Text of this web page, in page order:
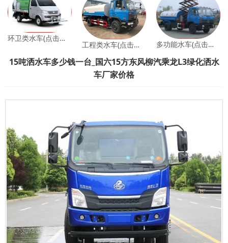
环卫类水车(点击查看)
工程类水车(点击查看) 多功能水车(点击查看)
15吨洒水车多少钱一台_国六15方东风柳汽乘龙L3绿化洒水
车厂家价格